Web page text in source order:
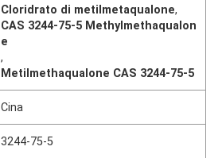
Cloridrato di metilmetaqualone,
CAS 3244-75-5 Methylmethaqualon
e
,
Metilmethaqualone CAS 3244-75-5
Cina
3244-75-5